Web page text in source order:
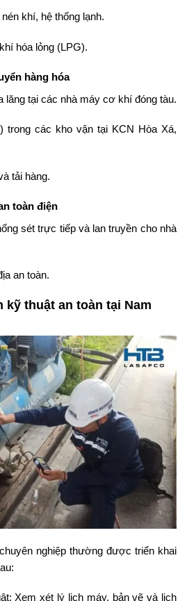
khí, hệ thống lạnh.
hóa lỏng (LPG).
hàng hóa
lăng tại các nhà máy cơ khí đóng tàu.
trong các kho vận tại KCN Hòa Xá,
tải hàng.
toàn điện
sét trực tiếp và lan truyền cho nhà
an toàn.
kỹ thuật an toàn tại Nam
nghiệp thường được triển khai
Xem xét lý lịch máy, bản vẽ và lịch